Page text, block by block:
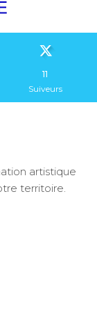
11
Suiveurs
artistique
territoire.